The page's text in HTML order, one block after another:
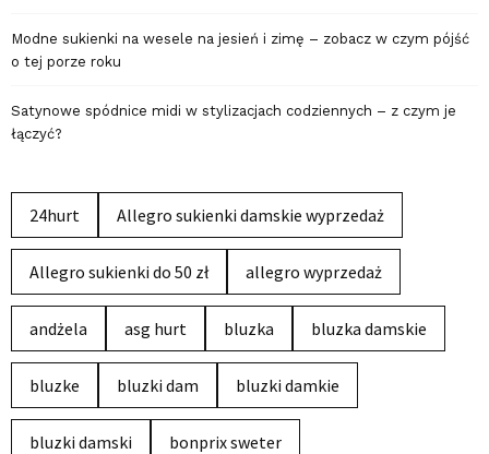
Modne sukienki na wesele na jesień i zimę – zobacz w czym pójść
o tej porze roku
Satynowe spódnice midi w stylizacjach codziennych – z czym je
łączyć?
24hurt Allegro sukienki damskie wyprzedaż
Allegro sukienki do 50 zł allegro wyprzedaż
andżela asg hurt bluzka bluzka damskie
bluzke bluzki dam bluzki damkie
bluzki damski bonprix sweter